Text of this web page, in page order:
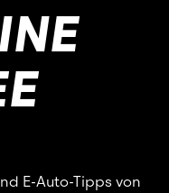
E-Auto-Tipps von